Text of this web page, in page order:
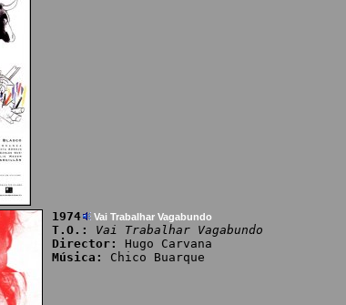
1974 Vai Trabalhar Vagabundo
T.O.:
Vai Trabalhar Vagabundo
Director:
Hugo Carvana
Música:
Chico Buarque